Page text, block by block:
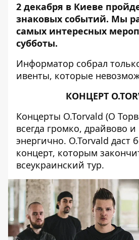
2 декабря в Киеве
знаковых событий. Мы
самых интересных
субботы.
Информатор собрал
ивенты, которые
КОНЦЕРТ
Концерты O.Torvald (О
всегда громко, драйвово и
энергично. O.Torvald даст
концерт, которым
всеукраинский тур.